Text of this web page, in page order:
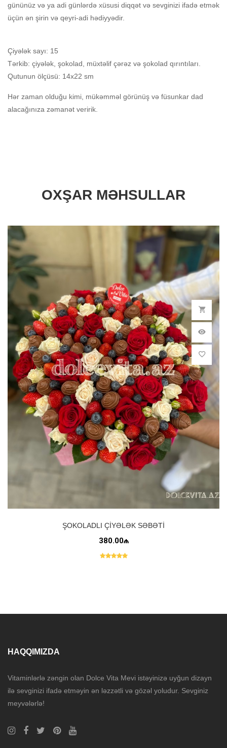
gününüz və ya adi günlərdə xüsusi diqqət və sevginizi ifadə etmək
üçün ən şirin və qeyri-adi hədiyyədir.
Çiyələk sayı: 15
Tərkib: çiyələk, şokolad, müxtəlif çərəz və şokolad qırıntıları.
Qutunun ölçüsü: 14x22 sm
Hər zaman olduğu kimi, mükəmməl görünüş və füsunkar dad
alacağınıza zəmanət veririk.
OXŞAR MƏHSULLAR
ŞOKOLADLI ÇIYƏLƏK SƏBƏTI
380.00₼
HAQQIMIZDA
Vitaminlərlə zəngin olan Dolce Vita Mevi istəyinizə uyğun dizayn
ilə sevginizi ifadə etməyin ən ləzzətli və gözəl yoludur. Sevginiz
meyvələrlə!